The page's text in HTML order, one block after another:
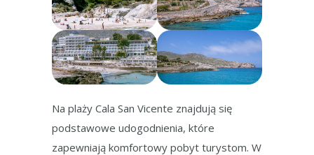
Na plaży Cala San Vicente znajdują się
podstawowe udogodnienia, które
zapewniają komfortowy pobyt turystom. W